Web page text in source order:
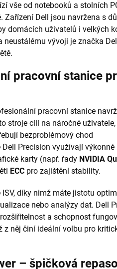
vše od notebooků a stolních
Zařízení Dell jsou navržena s
domácích uživatelů i velkých
neustálému vývoji je značka
pracovní stanice
pracovní stanice
stroje cílí na náročné
bezproblémový chod
Precision využívají výkonné
karty (např. řady NVIDIA
ECC pro zajištění stability.
díky nimž máte jistotu
nebo analýzy dat. Dell
a schopnost
z něj činí ideální volbu pro
– špičková